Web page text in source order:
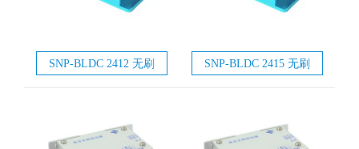
SNP-BLDC 2412 无刷
SNP-BLDC 2415 无刷